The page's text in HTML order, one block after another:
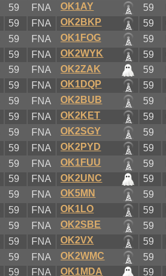
59 FNA OK1AY 59
59 FNA OK2BKP 59
59 FNA OK1FOG 59
59 FNA OK2WYK 59
59 FNA OK2ZAK 59
59 FNA OK1DQP 59
59 FNA OK2BUB 59
59 FNA OK2KET 59
59 FNA OK2SGY 59
59 FNA OK2PYD 59
59 FNA OK1FUU 59
59 FNA OK2UNC 59
59 FNA OK5MN 59
59 FNA OK1LO 59
59 FNA OK2SBE 59
59 FNA OK2VX 59
59 FNA OK2WMC 59
59 FNA OK1MDA 59